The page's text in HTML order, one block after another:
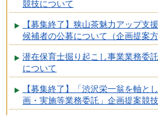
競技について
【募集終了】狭山茶魅力アップ支
候補者の公募について（企画提案方
潜在保育士掘り起こし事業業務委
について
【募集終了】「渋沢栄一翁を軸と
画・実施等業務委託」企画提案競